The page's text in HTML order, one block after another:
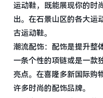
运动鞋，既能展现你的时
出。在石景山区的各大运
古运动鞋。
潮流配饰：配饰是提升整
一条个性的项链或是一款
亮点。在喜隆多新国际购
许多时尚的配饰品牌。